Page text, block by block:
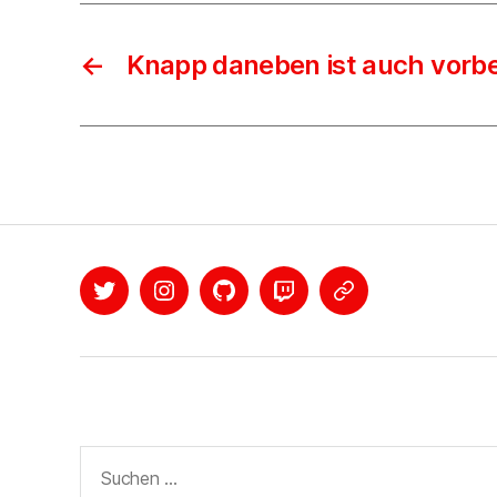
← Knapp daneben ist auch
TwitterInstagramGithubTwitchMastodon
nach: